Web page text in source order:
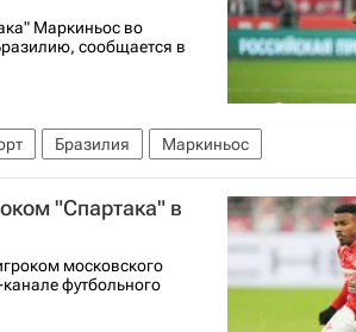
Маркиньос во
сообщается в
Бразилия Маркиньос
"Спартака" в
московского
футбольного